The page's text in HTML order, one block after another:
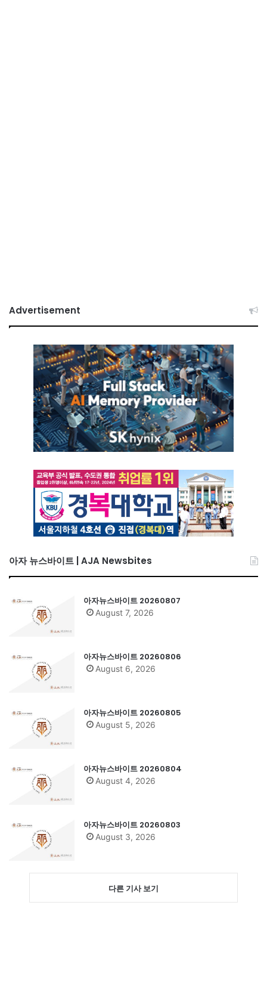
Advertisement
아자 뉴스바이트 | AJA Newsbites
아자뉴스바이트 20260807
August 7, 2026
아자뉴스바이트 20260806
August 6, 2026
아자뉴스바이트 20260805
August 5, 2026
아자뉴스바이트 20260804
August 4, 2026
아자뉴스바이트 20260803
August 3, 2026
다른 기사 보기